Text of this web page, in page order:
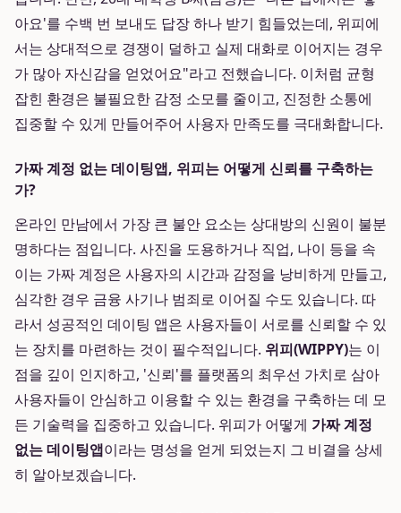
아요'를 수백 번 보내도 답장 하나 받기 힘들었는데, 위피에
서는 상대적으로 경쟁이 덜하고 실제 대화로 이어지는 경우
가 많아 자신감을 얻었어요"라고 전했습니다. 이처럼 균형
잡힌 환경은 불필요한 감정 소모를 줄이고, 진정한 소통에
집중할 수 있게 만들어주어 사용자 만족도를 극대화합니다.
가짜 계정 없는 데이팅앱, 위피는 어떻게 신뢰를 구축하는
가?
온라인 만남에서 가장 큰 불안 요소는 상대방의 신원이 불분
명하다는 점입니다. 사진을 도용하거나 직업, 나이 등을 속
이는 가짜 계정은 사용자의 시간과 감정을 낭비하게 만들고,
심각한 경우 금융 사기나 범죄로 이어질 수도 있습니다. 따
라서 성공적인 데이팅 앱은 사용자들이 서로를 신뢰할 수 있
는 장치를 마련하는 것이 필수적입니다. 위피(WIPPY)는 이
점을 깊이 인지하고, '신뢰'를 플랫폼의 최우선 가치로 삼아
사용자들이 안심하고 이용할 수 있는 환경을 구축하는 데 모
든 기술력을 집중하고 있습니다. 위피가 어떻게 가짜 계정
없는 데이팅앱이라는 명성을 얻게 되었는지 그 비결을 상세
히 알아보겠습니다.